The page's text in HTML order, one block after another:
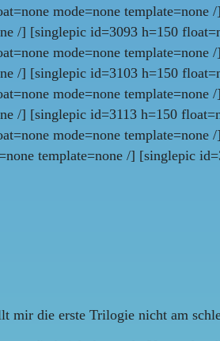
mode=none
/] [singlepic id=3093 h=150
mode=none
/] [singlepic id=3103 h=150
mode=none
/] [singlepic id=3113 h=150
mode=none
template=none /] [singlepic
mir die erste Trilogie nicht am